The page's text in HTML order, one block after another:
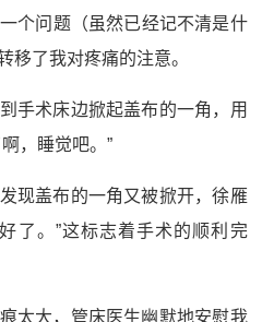
个问题（虽然已经记不清是什
移了我对疼痛的注意。
手术床边掀起盖布的一角，用
，睡觉吧。”
现盖布的一角又被掀开，徐雁
了。”这标志着手术的顺利完
太大，管床医生幽默地安慰我